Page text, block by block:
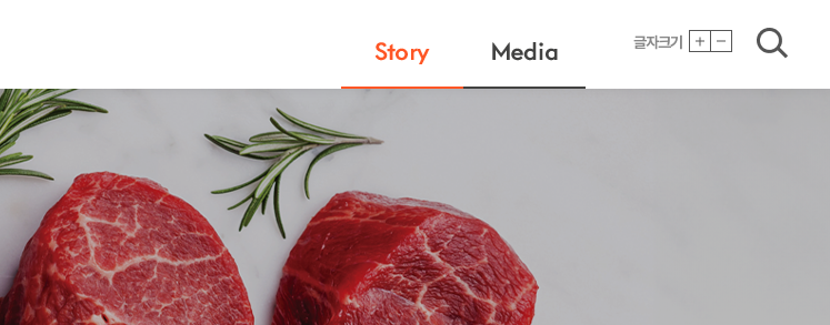
Story Media 글자크기